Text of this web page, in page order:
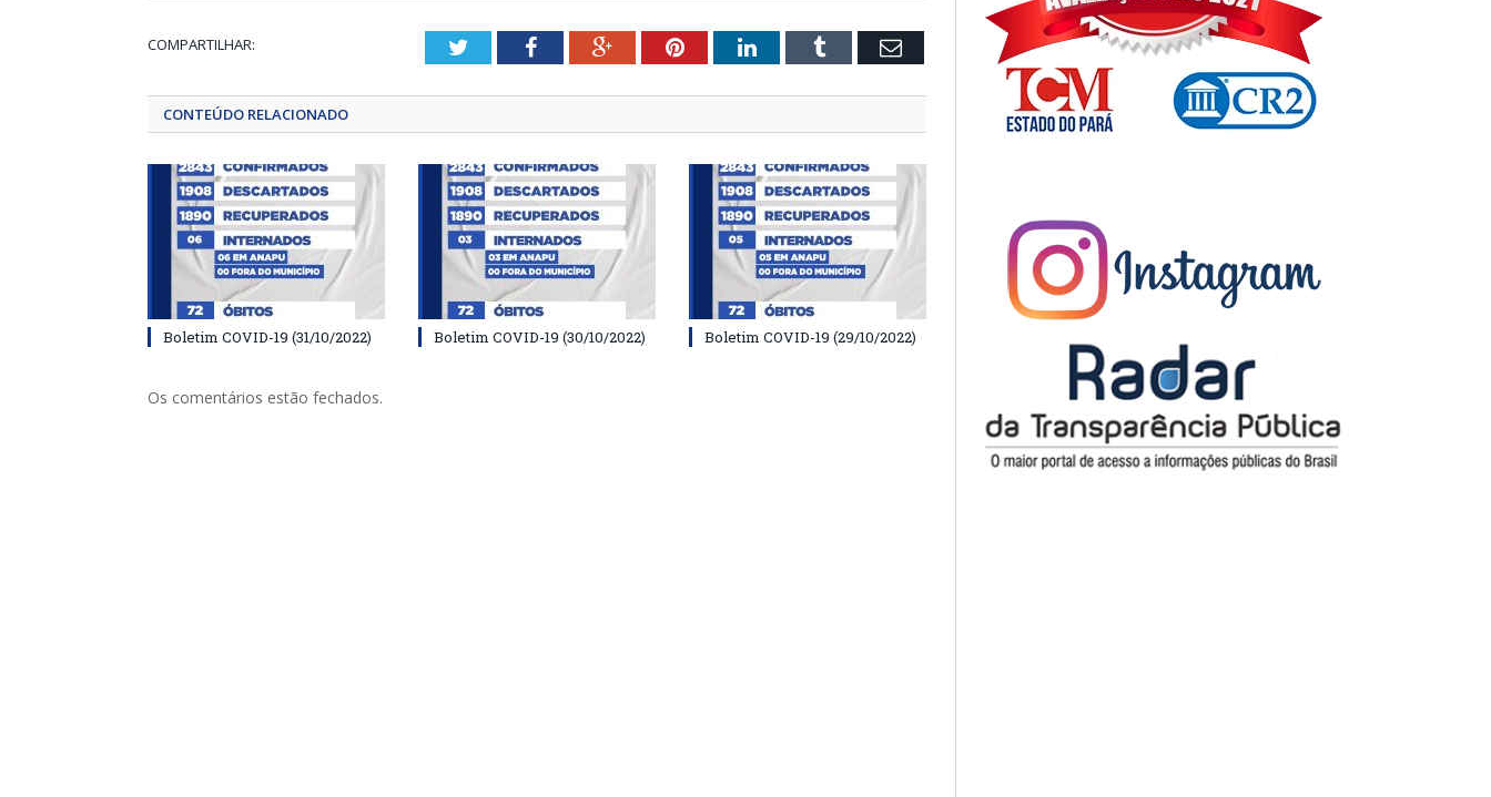
COMPARTILHAR: TwitterFacebookGoogle+PinterestLinkedInTumblr Email
CONTEÚDO RELACIONADO
Boletim COVID-19 (31/10/2022) Boletim COVID-19 (30/10/2022) Boletim COVID-19 (29/10/2022)
Os comentários estão fechados.